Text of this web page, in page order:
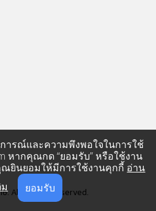
ารณ์และความพึงพอใจในการใช้
หากคุณกด “ยอมรับ” หรือใช้งาน
ณยินยอมให้มีการใช้งานคุกกี้ อ่าน
ยอมรับ
All Rights Reserved.